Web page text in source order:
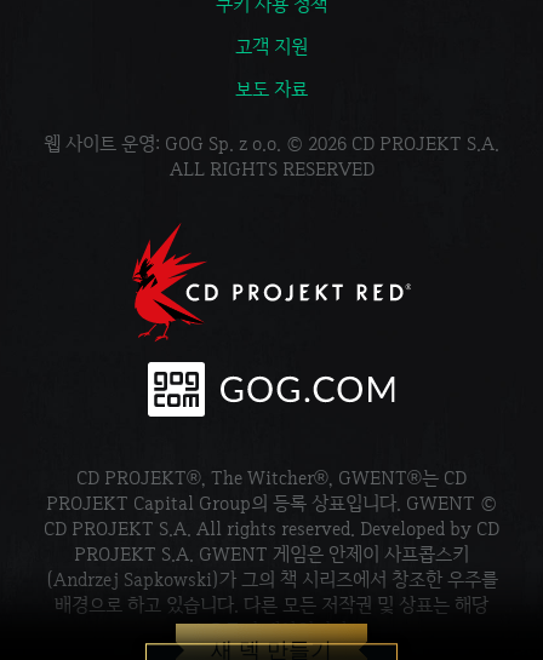
새 덱 만들기
고객 지원
보도 자료
웹 사이트 운영: GOG Sp. z o.o. © 2026 CD PROJEKT S.A.
ALL RIGHTS RESERVED
CD PROJEKT®, The Witcher®, GWENT®는 CD
PROJEKT Capital Group의 등록 상표입니다. GWENT ©
CD PROJEKT S.A. All rights reserved. Developed by CD
PROJEKT S.A. GWENT 게임은 안제이 사프콥스키
(Andrzej Sapkowski)가 그의 책 시리즈에서 창조한 우주를
배경으로 하고 있습니다. 다른 모든 저작권 및 상표는 해당
소유주의 재산입니다.